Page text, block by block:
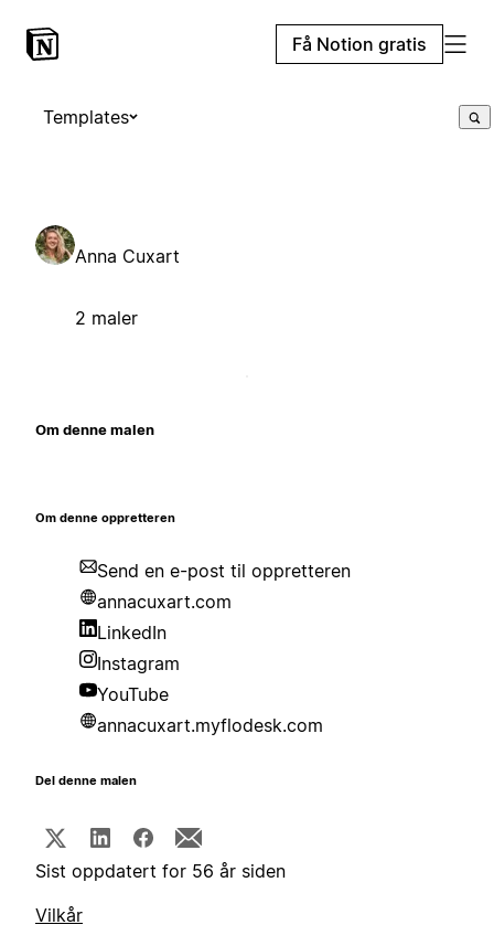
Få Notion gratis
Templates
Anna Cuxart
2 maler
Om denne malen
Om denne oppretteren
Send en e-post til oppretteren
annacuxart.com
LinkedIn
Instagram
YouTube
annacuxart.myflodesk.com
Del denne malen
Sist oppdatert for 56 år siden
Vilkår